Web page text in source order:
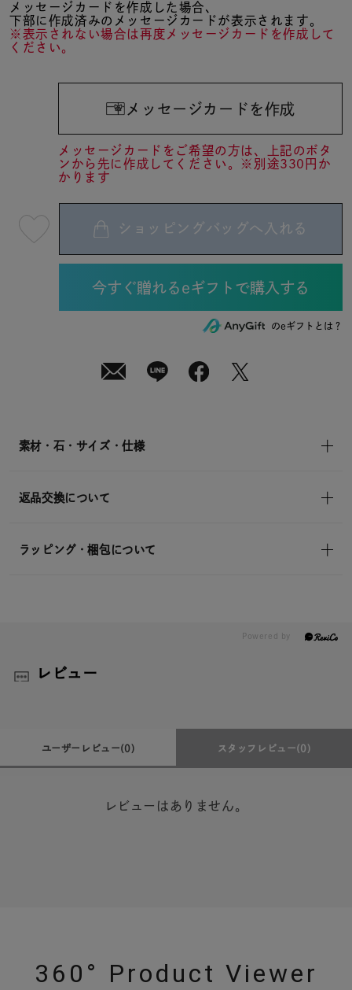
メッセージカードを作成した場合、
下部に作成済みのメッセージカードが表示されます。
※表示されない場合は再度メッセージカードを作成して
ください。
メッセージカードを作成
メッセージカードをご希望の方は、上記のボタ
ンから先に作成してください。※別途330円か
かります
08
月
ショッピングバッグへ入れる
のeギフトとは？
素材・石・サイズ・仕様
返品交換について
ラッピング・梱包について
レビュー
ユーザーレビュー(0) スタッフレビュー(0)
レビューはありません。
360° Product Viewer